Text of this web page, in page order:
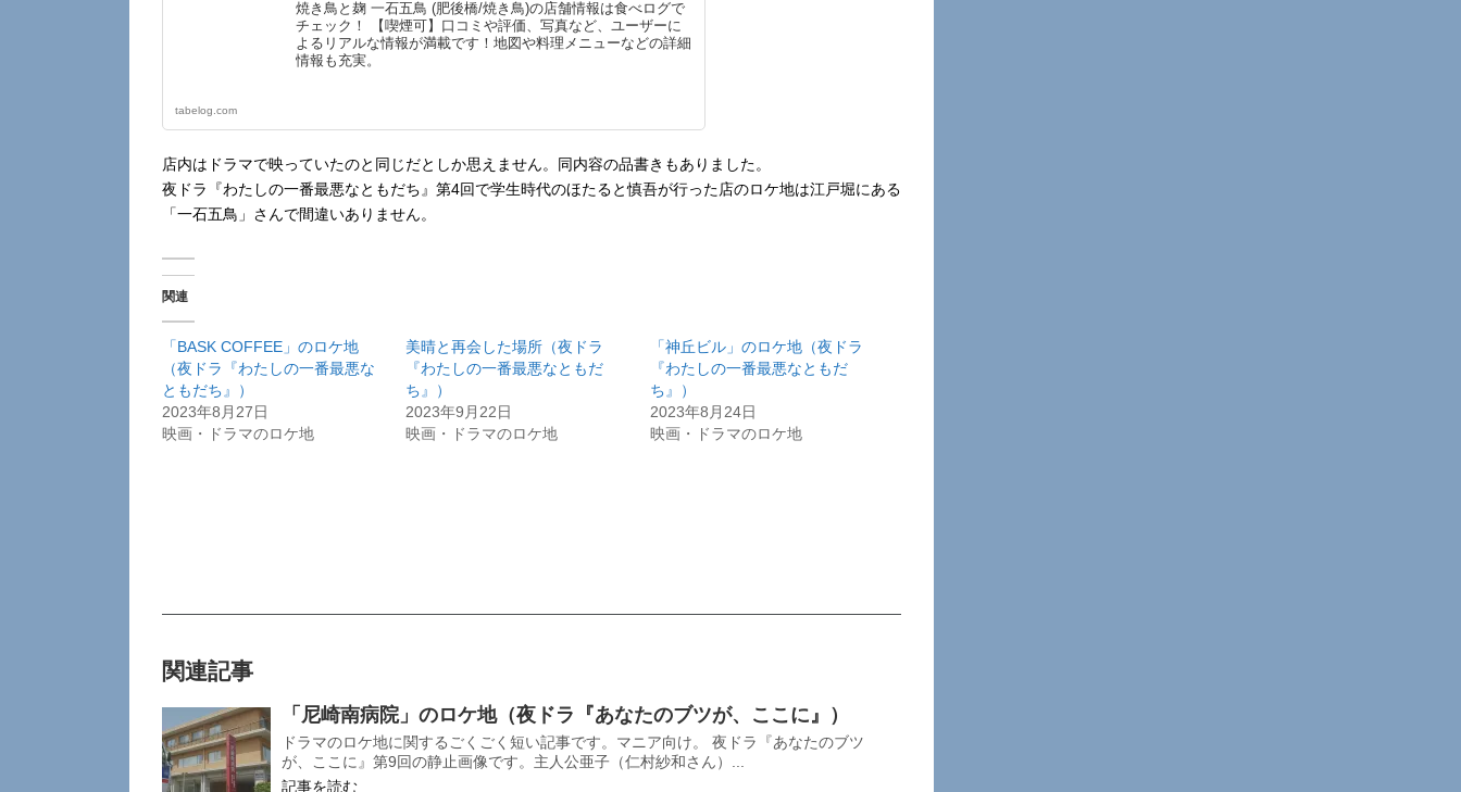
焼き鳥と麹 一石五鳥 (肥後橋/焼き鳥)の店舗情報は食べログで
チェック！ 【喫煙可】口コミや評価、写真など、ユーザーに
よるリアルな情報が満載です！地図や料理メニューなどの詳細
情報も充実。
tabelog.com
店内はドラマで映っていたのと同じだとしか思えません。同内容の品書きもありました。
夜ドラ『わたしの一番最悪なともだち』第4回で学生時代のほたると慎吾が行った店のロケ地は江戸堀にある
「一石五鳥」さんで間違いありません。
関連
「BASK COFFEE」のロケ地
（夜ドラ『わたしの一番最悪な
ともだち』）
2023年8月27日
映画・ドラマのロケ地
美晴と再会した場所（夜ドラ
『わたしの一番最悪なともだ
ち』）
2023年9月22日
映画・ドラマのロケ地
「神丘ビル」のロケ地（夜ドラ
『わたしの一番最悪なともだ
ち』）
2023年8月24日
映画・ドラマのロケ地
関連記事
「尼崎南病院」のロケ地（夜ドラ『あなたのブツが、ここに』）
ドラマのロケ地に関するごくごく短い記事です。マニア向け。 夜ドラ『あなたのブツ
が、ここに』第9回の静止画像です。主人公亜子（仁村紗和さん）...
記事を読む